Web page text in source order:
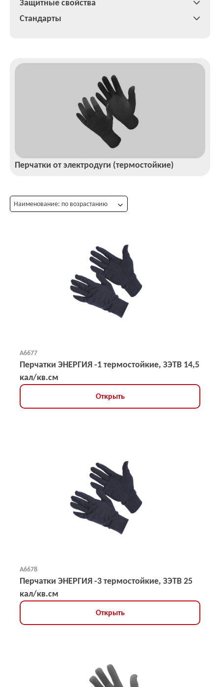
Защитные свойства
Стандарты
Перчатки от электродуги (термостойкие)
Наименование: по возрастанию
А6677
Перчатки ЭНЕРГИЯ -1 термостойкие, ЗЭТВ 14,5
кал/кв.см
Открыть
А6678
Перчатки ЭНЕРГИЯ -3 термостойкие, ЗЭТВ 25
кал/кв.см
Открыть